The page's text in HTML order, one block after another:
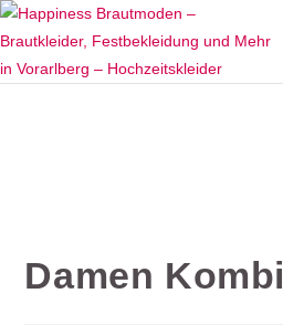
Zum
Inhalt
springen
Damen Kombi